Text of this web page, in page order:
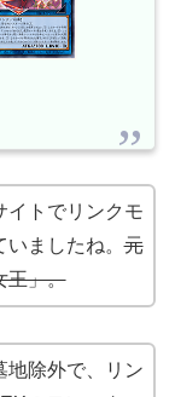
イトでリンクモ
いましたね。元
王」。
除外で、リン